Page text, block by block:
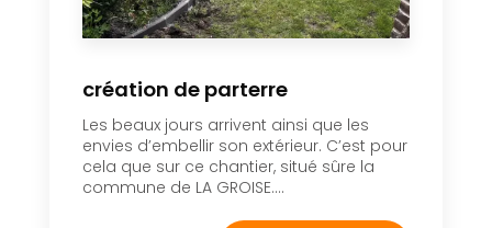
création de parterre
Les beaux jours arrivent ainsi que les
envies d’embellir son extérieur. C’est pour
cela que sur ce chantier, situé sûre la
commune de LA GROISE....